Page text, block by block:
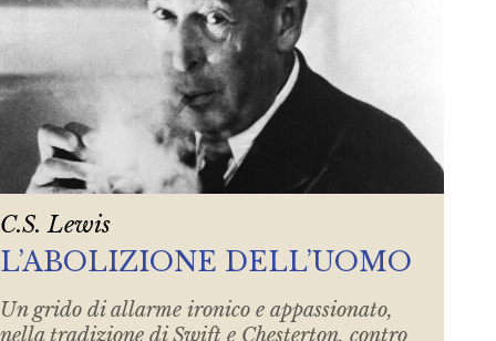
C.S. Lewis
L’ABOLIZIONE DELL’UOMO
Un grido di allarme ironico e appassionato,
nella tradizione di Swift e Chesterton, contro